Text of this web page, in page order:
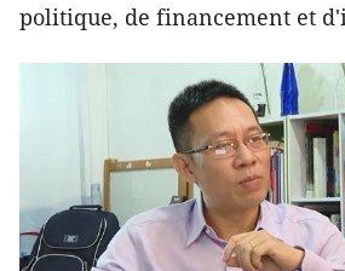
politique, de financement et